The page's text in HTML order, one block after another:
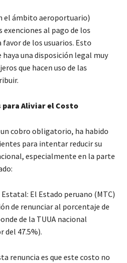
el ámbito aeroportuario)
al pago de los
de los usuarios. Esto
haya una disposición legal muy
que hacen uso de las
Aliviar el Costo
un cobro obligatorio, ha habido
para intentar reducir su
especialmente en la parte
El Estado peruano (MTC)
de renunciar al porcentaje de
de la TUUA nacional
del 47.5%).
renuncia es que este costo no